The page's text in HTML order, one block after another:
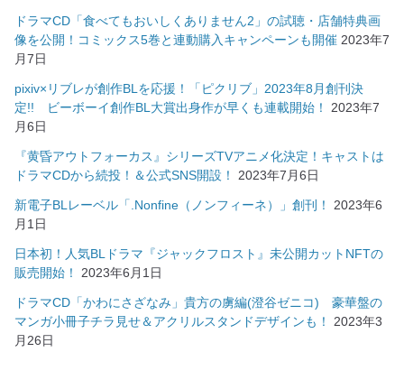
ドラマCD「食べてもおいしくありません2」の試聴・店舗特典画
像を公開！コミックス5巻と連動購入キャンペーンも開催 2023年7
月7日
pixiv×リブレが創作BLを応援！「ピクリブ」2023年8月創刊決
定!! ビーボーイ創作BL大賞出身作が早くも連載開始！
2023年7
月6日
『黄昏アウトフォーカス』シリーズTVアニメ化決定！キャストは
ドラマCDから続投！＆公式SNS開設！
2023年7月6日
新電子BLレーベル「.Nonfine（ノンフィーネ）」創刊！
2023年6
月1日
日本初！人気BLドラマ『ジャックフロスト』未公開カットNFTの
販売開始！
2023年6月1日
ドラマCD「かわにさざなみ」貴方の虜編(澄谷ゼニコ) 豪華盤の
マンガ小冊子チラ見せ＆アクリルスタンドデザインも！
2023年3
月26日